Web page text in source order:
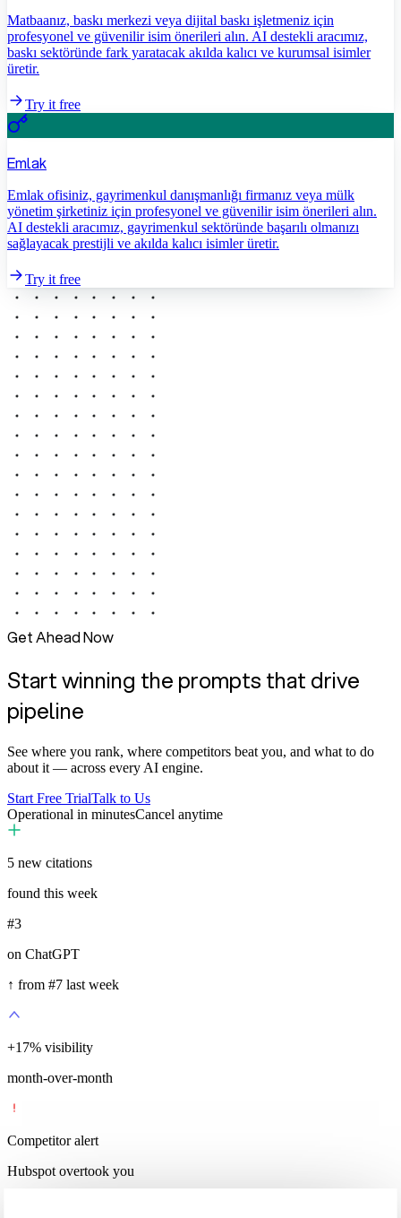
Matbaanız, baskı merkezi veya dijital baskı işletmeniz için
profesyonel ve güvenilir isim önerileri alın. AI destekli aracımız,
baskı sektöründe fark yaratacak akılda kalıcı ve kurumsal isimler
üretir.
Try it free
Emlak
Emlak ofisiniz, gayrimenkul danışmanlığı firmanız veya mülk
yönetim şirketiniz için profesyonel ve güvenilir isim önerileri alın.
AI destekli aracımız, gayrimenkul sektöründe başarılı olmanızı
sağlayacak prestijli ve akılda kalıcı isimler üretir.
Try it free
Get Ahead Now
Start winning the prompts that drive
pipeline
See where you rank, where competitors beat you, and what to do
about it — across every AI engine.
Start Free TrialTalk to Us
Operational in minutesCancel anytime
5 new citations
found this week
#3
on ChatGPT
↑ from #7 last week
+35% visibility
month-over-month
Competitor alert
Hubspot overtook you